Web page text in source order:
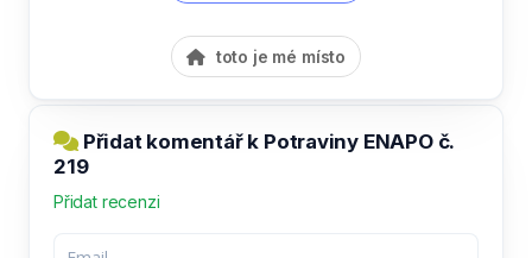
toto je mé místo
Přidat komentář k Potraviny ENAPO č.
219
Přidat recenzi